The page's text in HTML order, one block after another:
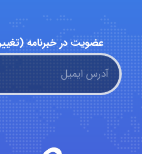
عضویت در خبرنامه